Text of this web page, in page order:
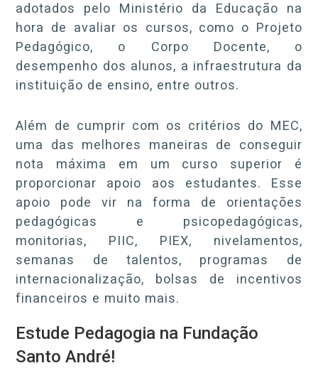
adotados pelo Ministério da Educação na
hora de avaliar os cursos, como o Projeto
Pedagógico, o Corpo Docente, o
desempenho dos alunos, a infraestrutura da
instituição de ensino, entre outros.
Além de cumprir com os critérios do MEC,
uma das melhores maneiras de conseguir
nota máxima em um curso superior é
proporcionar apoio aos estudantes. Esse
apoio pode vir na forma de orientações
pedagógicas e psicopedagógicas,
monitorias, PIIC, PIEX, nivelamentos,
semanas de talentos, programas de
internacionalização, bolsas de incentivos
financeiros e muito mais.
Estude Pedagogia na Fundação
Santo André!